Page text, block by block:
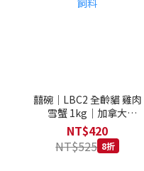
囍碗｜LBC2 全齡貓 雞肉
雪蟹 1kg｜加拿大
Loveabowl 天然無穀糧 1
公斤 成貓 無穀貓飼料
NT$420
NT$525 8折